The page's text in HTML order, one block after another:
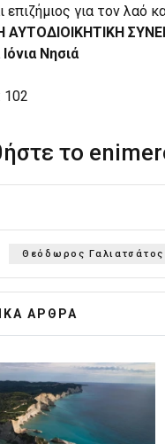
επιζήμιος για τον λαό
Νησιά
102
το
Θεόδωρος Γαλιατσάτος
AΡΘΡΑ